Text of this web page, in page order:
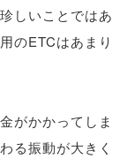
しいことではあ
のETCはあまり
がかかってしま
る振動が大きく